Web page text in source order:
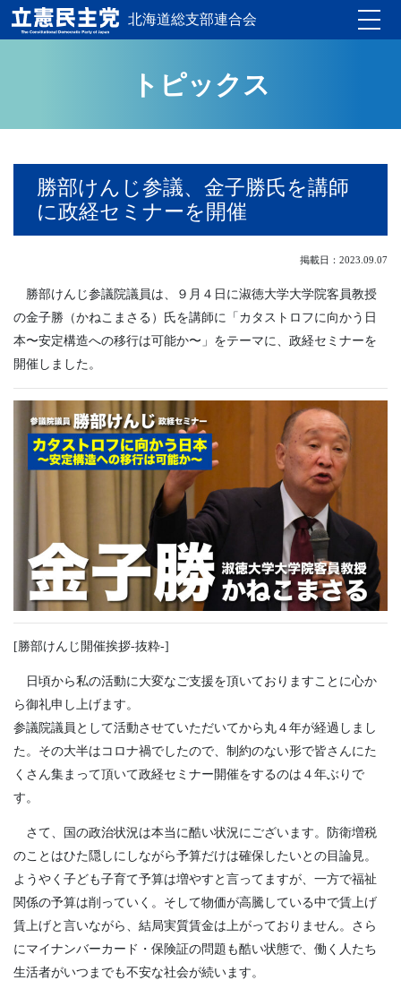
北海道総支部連合会
トピックス
勝部けんじ参議、金子勝氏を講師
に政経セミナーを開催
掲載日：2023.09.07
勝部けんじ参議院議員は、９月４日に淑徳大学大学院客員教授
の金子勝（かねこまさる）氏を講師に「カタストロフに向かう日
本〜安定構造への移行は可能か〜」をテーマに、政経セミナーを
開催しました。
[勝部けんじ開催挨拶-抜粋-]
日頃から私の活動に大変なご支援を頂いておりますことに心か
ら御礼申し上げます。
参議院議員として活動させていただいてから丸４年が経過しまし
た。その大半はコロナ禍でしたので、制約のない形で皆さんにた
くさん集まって頂いて政経セミナー開催をするのは４年ぶりで
す。
さて、国の政治状況は本当に酷い状況にございます。防衛増税
のことはひた隠しにしながら予算だけは確保したいとの目論見。
ようやく子ども子育て予算は増やすと言ってますが、一方で福祉
関係の予算は削っていく。そして物価が高騰している中で賃上げ
賃上げと言いながら、結局実質賃金は上がっておりません。さら
にマイナンバーカード・保険証の問題も酷い状態で、働く人たち
生活者がいつまでも不安な社会が続います。